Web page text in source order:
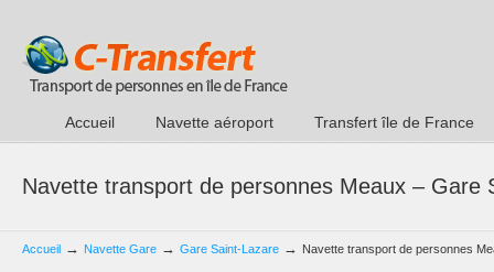
Accueil Navette aéroport Transfert île de France
Navette transport de personnes Meaux – Gare
Accueil → Navette Gare → Gare Saint-Lazare → Navette transport de personnes